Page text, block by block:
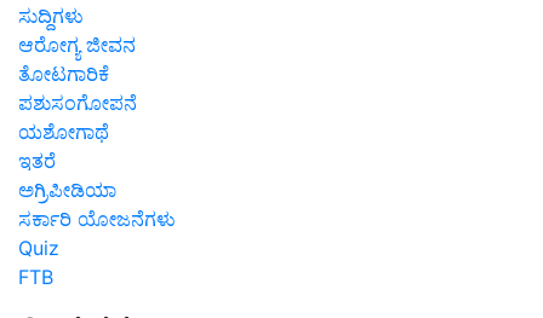
ಸುದ್ದಿಗಳು
ಆರೋಗ್ಯ ಜೀವನ
ತೋಟಗಾರಿಕೆ
ಪಶುಸಂಗೋಪನೆ
ಯಶೋಗಾಥೆ
ಇತರೆ
ಅಗ್ರಿಪೀಡಿಯಾ
ಸರ್ಕಾರಿ ಯೋಜನೆಗಳು
Quiz
FTB